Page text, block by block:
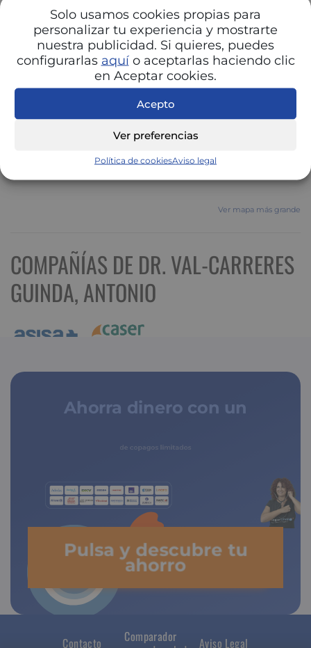
Solo usamos cookies propias para
personalizar tu experiencia y mostrarte
nuestra publicidad. Si quieres, puedes
configurarlas aquío aceptarlas haciendo clic
en Aceptar cookies.
Acepto
Ver preferencias
Política de cookiesAviso legal
Ver mapa más grande
COMPAÑÍAS DE DR. VAL-CARRERES
GUINDA, ANTONIO
Ahorra dinero con un
de copagos limitados
Pulsa y descubre tu
ahorro
Contacto
Comparador
Aviso Legal